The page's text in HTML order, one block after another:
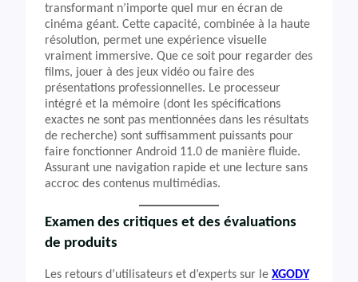
transformant n’importe quel mur en écran de
cinéma géant. Cette capacité, combinée à la haute
résolution, permet une expérience visuelle
vraiment immersive. Que ce soit pour regarder des
films, jouer à des jeux vidéo ou faire des
présentations professionnelles. Le processeur
intégré et la mémoire (dont les spécifications
exactes ne sont pas mentionnées dans les résultats
de recherche) sont suffisamment puissants pour
faire fonctionner Android 11.0 de manière fluide.
Assurant une navigation rapide et une lecture sans
accroc des contenus multimédias.
Examen des critiques et des évaluations
de produits
Les retours d’utilisateurs et d’experts sur le XGODY